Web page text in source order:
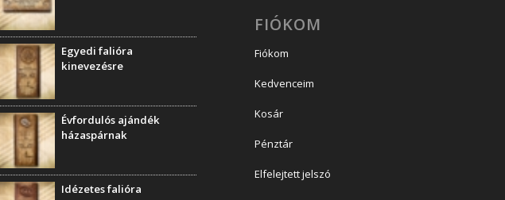
Egyedi falióra
kinevezésre
Évfordulós ajándék
házaspárnak
Idézetes falióra
FIÓKOM
Fiókom
Kedvenceim
Kosár
Pénztár
Elfelejtett jelszó